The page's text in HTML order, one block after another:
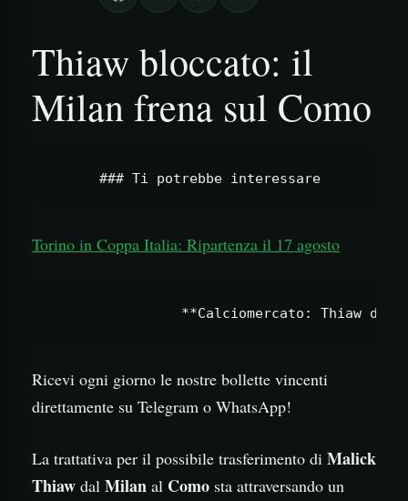
Thiaw bloccato: il
Milan frena sul Como
Torino in Coppa Italia: Ripartenza il 17 agosto
Ricevi ogni giorno le nostre bollette vincenti
direttamente su Telegram o WhatsApp!
La trattativa per il possibile trasferimento di Malick
Thiaw dal Milan al Como sta attraversando un